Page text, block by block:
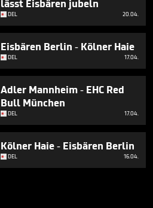
lässt Eisbären jubeln
DEL 20.04.
Eisbären Berlin - Kölner Haie
DEL 17.04.
Adler Mannheim - EHC Red
Bull München
DEL 17.04.
Kölner Haie - Eisbären Berlin
DEL 16.04.